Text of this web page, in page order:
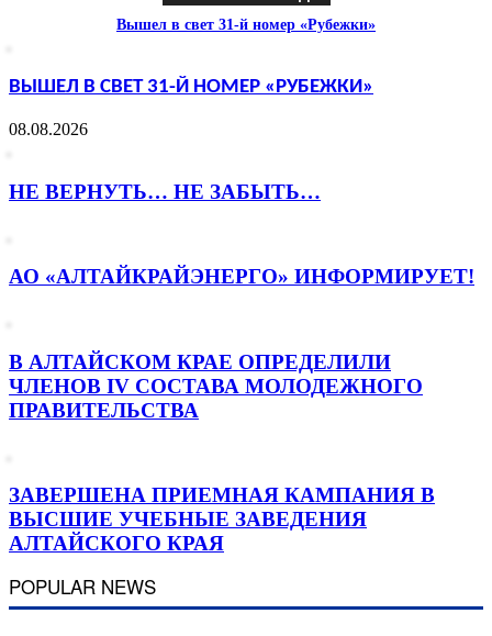
Вышел в свет 31-й номер «Рубежки»
ВЫШЕЛ В СВЕТ 31-Й НОМЕР «РУБЕЖКИ»
08.08.2026
НЕ ВЕРНУТЬ… НЕ ЗАБЫТЬ…
АО «АЛТАЙКРАЙЭНЕРГО» ИНФОРМИРУЕТ!
В АЛТАЙСКОМ КРАЕ ОПРЕДЕЛИЛИ
ЧЛЕНОВ IV СОСТАВА МОЛОДЕЖНОГО
ПРАВИТЕЛЬСТВА
ЗАВЕРШЕНА ПРИЕМНАЯ КАМПАНИЯ В
ВЫСШИЕ УЧЕБНЫЕ ЗАВЕДЕНИЯ
АЛТАЙСКОГО КРАЯ
POPULAR NEWS